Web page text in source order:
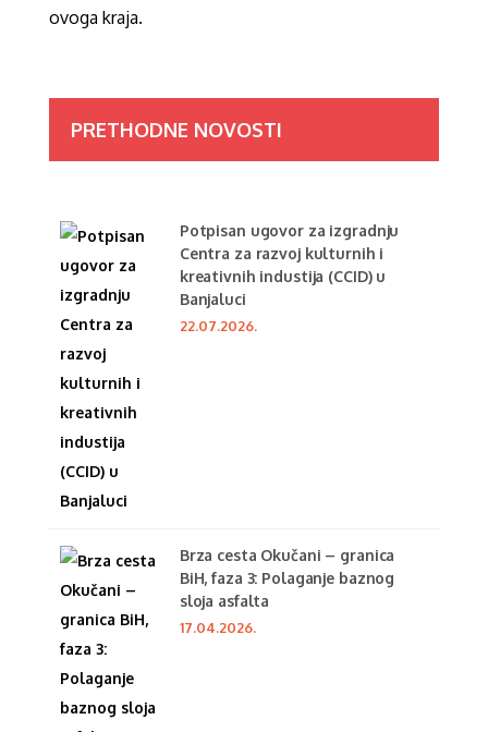
ovoga kraja.
PRETHODNE NOVOSTI
Potpisan ugovor za izgradnju
Centra za razvoj kulturnih i
kreativnih industija (CCID) u
Banjaluci
22.07.2026.
Brza cesta Okučani – granica
BiH, faza 3: Polaganje baznog
sloja asfalta
17.04.2026.